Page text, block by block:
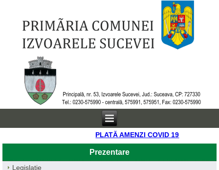
PLATĂ AMENZI COVID 19
Prezentare
Legislatie